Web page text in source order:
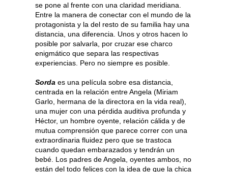
se pone al frente con una claridad meridiana.
Entre la manera de conectar con el mundo de la
protagonista y la del resto de su familia hay una
distancia, una diferencia. Unos y otros hacen lo
posible por salvarla, por cruzar ese charco
enigmático que separa las respectivas
experiencias. Pero no siempre es posible.
Sorda es una película sobre esa distancia,
centrada en la relación entre Angela (Miriam
Garlo, hermana de la directora en la vida real),
una mujer con una pérdida auditiva profunda y
Héctor, un hombre oyente, relación cálida y de
mutua comprensión que parece correr con una
extraordinaria fluidez pero que se trastoca
cuando quedan embarazados y tendrán un
bebé. Los padres de Angela, oyentes ambos, no
están del todo felices con la idea de que la chica